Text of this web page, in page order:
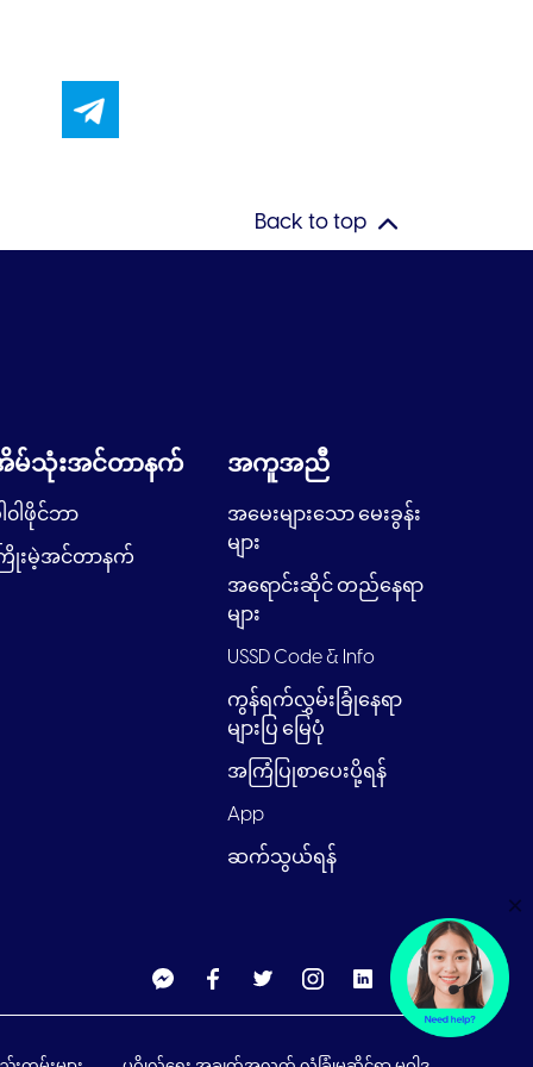
Back to top
မ်သုံးအင်တာနက်
၀ါဖိုင်ဘာ
ြိုးမဲ့အင်တာနက်
အကူအညီ
အမေးများသော မေးခွန်း
များ
အရောင်းဆိုင် တည်နေရာ
များ
USSD Code & Info
ကွန်ရက်လွှမ်းခြုံနေရာ
များပြ မြေပုံ
အကြံပြုစာပေးပို့ရန်
App
ဆက်သွယ်ရန်
×